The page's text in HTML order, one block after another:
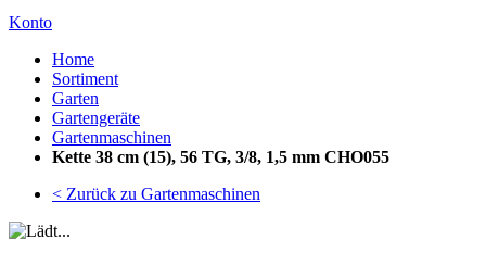
Konto
Home
Sortiment
Garten
Gartengeräte
Gartenmaschinen
Kette 38 cm (15), 56 TG, 3/8, 1,5 mm CHO055
< Zurück zu Gartenmaschinen